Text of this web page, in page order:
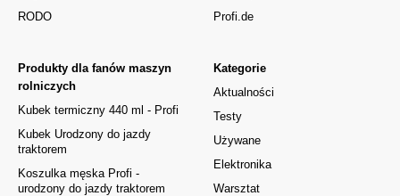
RODO
Kategorie
Aktualności
Testy
Używane
Elektronika
Warsztat
Produkty dla fanów maszyn
rolniczych
Kubek termiczny 440 ml - Profi
Kubek Urodzony do jazdy
traktorem
Koszulka męska Profi -
urodzony do jazdy traktorem
Profi.de